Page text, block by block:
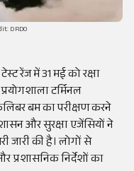
DRDO
रेंज में 31 मई को रक्षा
टर्मिनल
बम का परीक्षण करने
और सुरक्षा एजेंसियों ने
की है। लोगों से
प्रशासनिक निर्देशों का